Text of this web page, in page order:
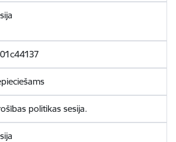
politikas sesija.